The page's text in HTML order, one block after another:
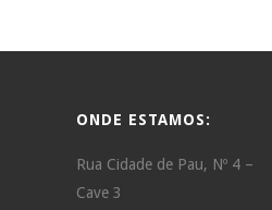
ONDE ESTAMOS:
Rua Cidade de Pau, Nº 4 –
Cave 3